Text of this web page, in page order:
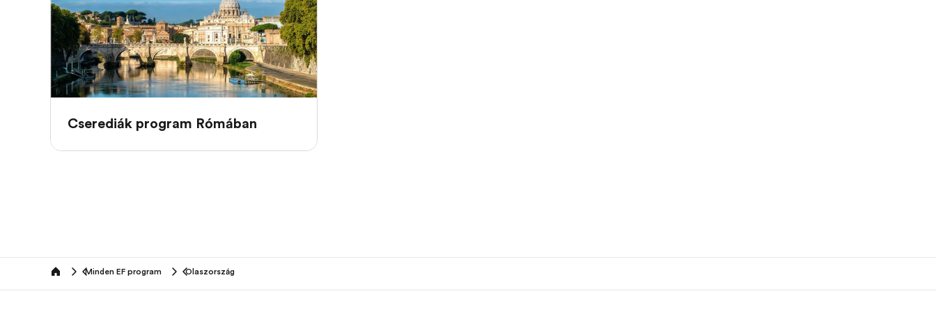
Cserediák program Rómában
home Minden EF program Olaszország